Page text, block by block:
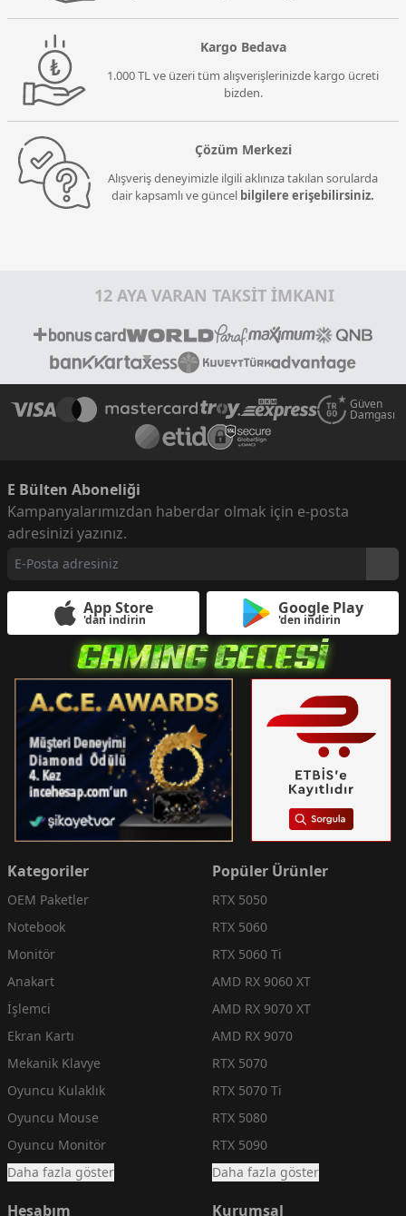
Kargo Bedava
1.000 TL ve üzeri tüm alışverişlerinizde kargo ücreti
bizden.
Çözüm Merkezi
Alışveriş deneyimizle ilgili aklınıza takılan sorularda
dair kapsamlı ve güncel bilgilere erişebilirsiniz.
12 AYA VARAN TAKSİT İMKANI
Güven
Damgası
E Bülten Aboneliği
Kampanyalarımızdan haberdar olmak için e-posta
adresinizi yazınız.
App Store
'dan indirin
Google Play
'den indirin
Kategoriler
OEM Paketler
Notebook
Monitör
Anakart
İşlemci
Ekran Kartı
Mekanik Klavye
Oyuncu Kulaklık
Oyuncu Mouse
Oyuncu Monitör
Daha fazla göster
Popüler Ürünler
RTX 5050
RTX 5060
RTX 5060 Ti
AMD RX 9060 XT
AMD RX 9070 XT
AMD RX 9070
RTX 5070
RTX 5070 Ti
RTX 5080
RTX 5090
Daha fazla göster
Hesabım Kurumsal